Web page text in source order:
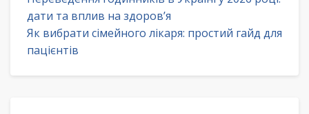
дати та вплив на здоров’я
Як вибрати сімейного лікаря: простий гайд для
пацієнтів